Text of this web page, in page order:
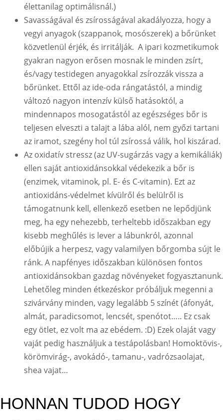
élettanilag optimálisnál.)
Savasságával és zsírosságával akadályozza, hogy a
vegyi anyagok (szappanok, mosószerek) a bőrünket
közvetlenül érjék, és irritálják. A ipari kozmetikumok
gyakran nagyon erősen mosnak le minden zsírt,
és/vagy testidegen anyagokkal zsírozzák vissza a
bőrünket. Ettől az ide-oda rángatástól, a mindig
változó nagyon intenzív külső hatásoktól, a
mindennapos mosogatástól az egészséges bőr is
teljesen elveszti a talajt a lába alól, nem győzi tartani
az iramot, szegény hol túl zsírossá válik, hol kiszárad.
Az oxidatív stressz (az UV-sugárzás vagy a kemikáliák)
ellen saját antioxidánsokkal védekezik a bőr is
(enzimek, vitaminok, pl. E- és C-vitamin). Ezt az
antioxidáns-védelmet kívülről és belülről is
támogatnunk kell, ellenkező esetben ne lepődjünk
meg, ha egy nehezebb, terheltebb időszakban egy
kisebb meghűlés is lever a lábunkról, azonnal
előbújik a herpesz, vagy valamilyen bőrgomba sújt le
ránk. A napfényes időszakban különösen fontos
antioxidánsokban gazdag növényeket fogyasztanunk.
Lehetőleg minden étkezéskor próbáljuk megenni a
szivárvány minden, vagy legalább 5 színét (áfonyát,
almát, paradicsomot, lencsét, spenótot….. Ez csak
egy ötlet, ez volt ma az ebédem. :D) Ezek olaját vagy
vaját pedig használjuk a testápolásban! Homoktövis-,
körömvirág-, avokádó-, tamanu-, vadrózsaolajat,
shea vajat…
HONNAN TUDOD HOGY